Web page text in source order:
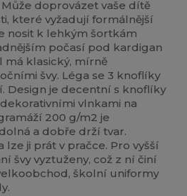
doprovázet vaše dítě
které vyžadují formálnější
nosit k lehkým šortkám
počasí pod kardigan
klasický, mírně
švy. Léga se 3 knoflíky
Design je decentní s knoflíky
vlnkami na
200 g/m2 je
a dobře drží tvar.
lze ji prát v pračce. Pro vyšší
švy vyztuženy, což z ní činí
školní uniformy